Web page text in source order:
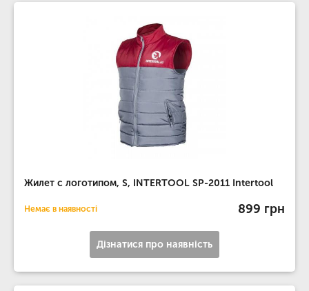
Жилет с логотипом, S, INTERTOOL SP-2011 Intertool
Немає в наявності 899 грн
Дізнатися про наявність